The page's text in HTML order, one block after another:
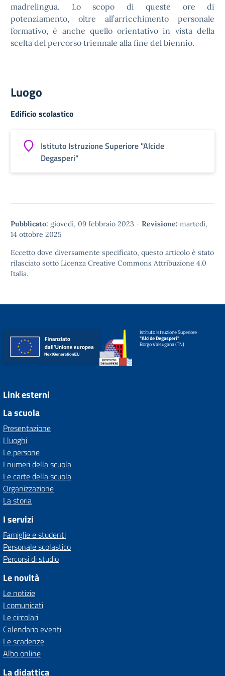
madrelingua. Lo scopo di queste ore di
potenziamento, oltre all’arricchimento personale
formativo, è anche quello orientativo in vista della
scelta del percorso triennale alla fine del biennio.
Luogo
Edificio scolastico
Istituto Istruzione Superiore "Alcide
Degasperi"
Pubblicato: giovedì, 09 febbraio 2023 - Revisione: martedì,
14 ottobre 2025
Eccetto dove diversamente specificato, questo articolo è stato
rilasciato sotto Licenza Creative Commons Attribuzione 4.0
Italia.
Istituto Istruzione Superiore
"Alcide Degasperi"
Borgo Valsugana (TN)
Link esterni
La scuola
Presentazione
I luoghi
Le persone
I numeri della scuola
Le carte della scuola
Organizzazione
La storia
I servizi
Famiglie e studenti
Personale scolastico
Percorsi di studio
Le novità
Le notizie
I comunicati
Le circolari
Calendario eventi
Le scadenze
Albo online
La didattica